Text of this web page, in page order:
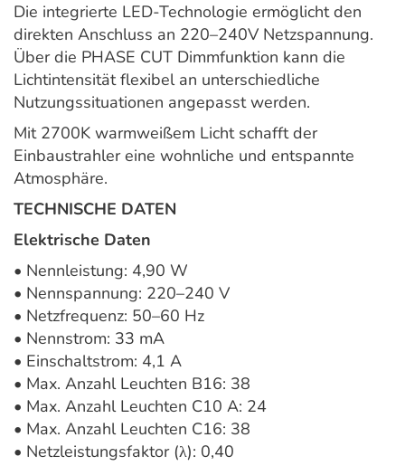
Die integrierte LED-Technologie ermöglicht den
direkten Anschluss an 220–240V Netzspannung.
Über die PHASE CUT Dimmfunktion kann die
Lichtintensität flexibel an unterschiedliche
Nutzungssituationen angepasst werden.
Mit 2700K warmweißem Licht schafft der
Einbaustrahler eine wohnliche und entspannte
Atmosphäre.
TECHNISCHE DATEN
Elektrische Daten
• Nennleistung: 4,90 W
• Nennspannung: 220–240 V
• Netzfrequenz: 50–60 Hz
• Nennstrom: 33 mA
• Einschaltstrom: 4,1 A
• Max. Anzahl Leuchten B16: 38
• Max. Anzahl Leuchten C10 A: 24
• Max. Anzahl Leuchten C16: 38
• Netzleistungsfaktor (λ): 0,40